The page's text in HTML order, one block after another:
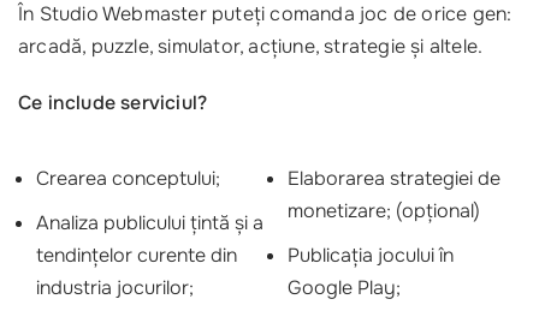
În Studio Webmaster puteți comanda joc de orice gen:
arcadă, puzzle, simulator, acțiune, strategie și altele.
Ce include serviciul?
Crearea conceptului;
Analiza publicului țintă și a
tendințelor curente din
industria jocurilor;
Elaborarea strategiei de
monetizare; (opțional)
Publicația jocului în
Google Play;